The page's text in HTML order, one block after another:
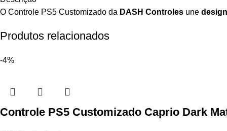
O Controle PS5 Customizado da DASH Controles une
Produtos relacionados
-4%
Controle PS5 Customizado Caprio Dark